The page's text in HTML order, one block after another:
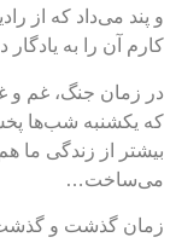
و پند می‌داد که از
کارم آن را به یادگار
در زمان جنگ، غم و
که یکشنبه شب‌ها
بیشتر از زندگی ما
می‌ساخت…
زمان گذشت و گذشت،